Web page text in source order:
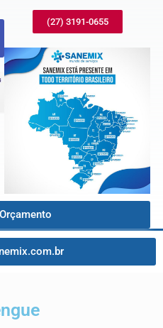
(27) 3191-0655